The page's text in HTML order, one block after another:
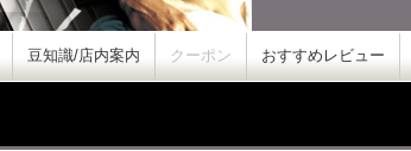
豆知識/店内案内 クーポン おすすめレビュー